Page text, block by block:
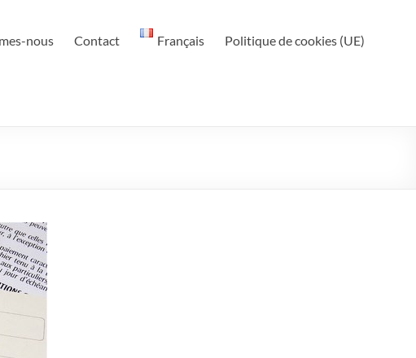
nous Contact Français Politique de cookies (UE)